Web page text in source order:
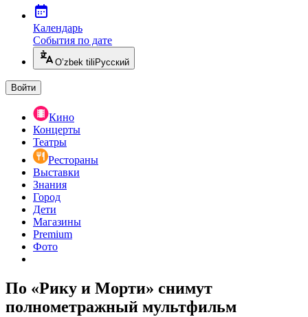
Календарь
События по дате
O’zbek tili Русский
Войти
Кино
Концерты
Театры
Рестораны
Выставки
Знания
Город
Дети
Магазины
Premium
Фото
По «Рику и Морти» снимут
полнометражный мультфильм